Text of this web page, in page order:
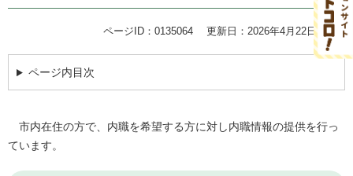
ページID：0135064 更新日：2026年4月22日更新
ページ内目次
市内在住の方で、内職を希望する方に対し内職情報の提供を行っ
ています。